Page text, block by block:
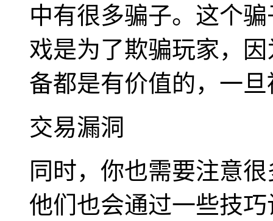
中有很多骗子。这个
戏是为了欺骗玩家，
备都是有价值的，一
交易漏洞
同时，你也需要注意
他们也会通过一些技